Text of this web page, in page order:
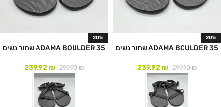
20%
ADAMA BOULDER 35 שחור נשים
299.90₪
239.92₪
20%
ADAMA BOULDER 35 שחור נשים
299.90₪
239.92₪